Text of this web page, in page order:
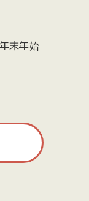
末年始